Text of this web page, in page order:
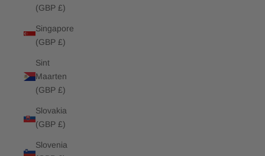
(GBP £)
Singapore
(GBP £)
Sint
Maarten
(GBP £)
Slovakia
(GBP £)
Slovenia